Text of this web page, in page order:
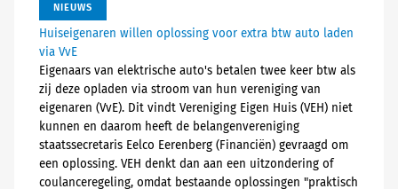
NIEUWS
Huiseigenaren willen oplossing voor extra btw auto laden
via VvE
Eigenaars van elektrische auto's betalen twee keer btw als
zij deze opladen via stroom van hun vereniging van
eigenaren (VvE). Dit vindt Vereniging Eigen Huis (VEH) niet
kunnen en daarom heeft de belangenvereniging
staatssecretaris Eelco Eerenberg (Financiën) gevraagd om
een oplossing. VEH denkt dan aan een uitzondering of
coulanceregeling, omdat bestaande oplossingen "praktisch